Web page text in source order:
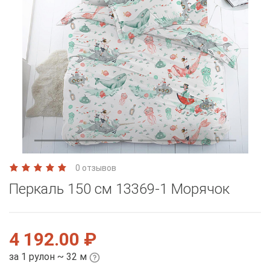
0 отзывов
Перкаль 150 см 13369-1 Морячок
4 192.00 ₽
за 1 рулон ~ 32 м